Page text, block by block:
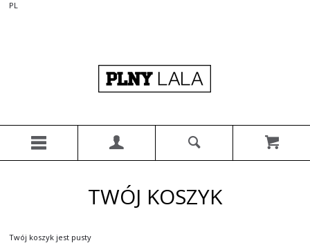
PL
TWÓJ KOSZYK
Twój koszyk jest pusty